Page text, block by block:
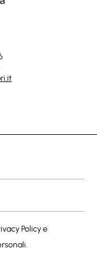
Policye